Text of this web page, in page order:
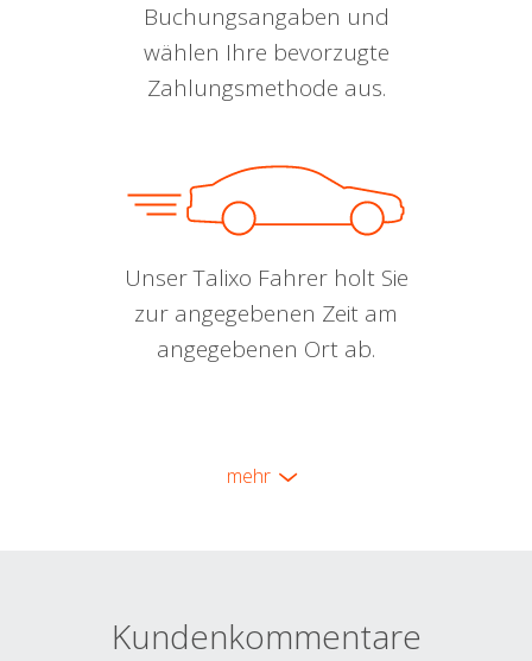
Buchungsangaben und
wählen Ihre bevorzugte
Zahlungsmethode aus.
Unser Talixo Fahrer holt Sie
zur angegebenen Zeit am
angegebenen Ort ab.
mehr
Kundenkommentare